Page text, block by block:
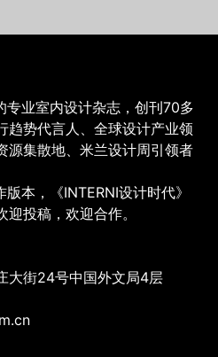
专业室内设计杂志，创刊70多
趋势代言人、全球设计产业领
源集散地、米兰设计周引领者
本，《INTERNI设计时代》
投稿，欢迎合作。
大街24号中国外文局4层